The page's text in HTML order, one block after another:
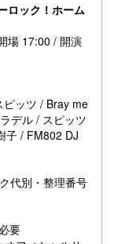
ロック！ホーム
場 17:00 / 開演
ッツ / Bray me
デル / スピッツ
子 / FM802 DJ
代別・整理番号
必要